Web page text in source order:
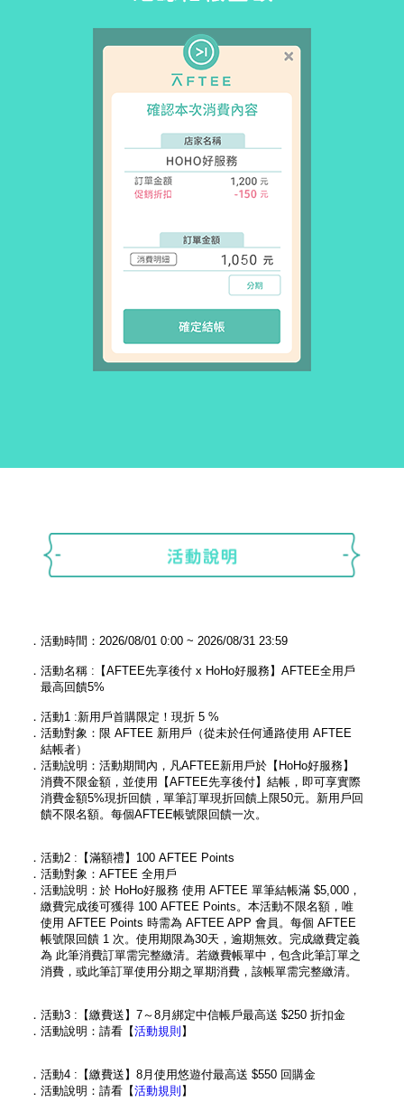
．活動時間：2026/08/01 0:00 ~ 2026/08/31 23:59
．活動名稱 :【AFTEE先享後付 x HoHo好服務】AFTEE全用戶
最高回饋5%
．活動1 :新用戶首購限定！現折 5 %
．活動對象：限 AFTEE 新用戶（從未於任何通路使用 AFTEE
結帳者）
．活動說明：活動期間內，凡AFTEE新用戶於【HoHo好服務】
消費不限金額，並使用【AFTEE先享後付】結帳，即可享實際
消費金額5%現折回饋，單筆訂單現折回饋上限50元。新用戶回
饋不限名額。每個AFTEE帳號限回饋一次。
．活動2 :【滿額禮】100 AFTEE Points
．活動對象：AFTEE 全用戶
．活動說明：於 HoHo好服務 使用 AFTEE 單筆結帳滿 $5,000，
繳費完成後可獲得 100 AFTEE Points。本活動不限名額，唯
使用 AFTEE Points 時需為 AFTEE APP 會員。每個 AFTEE
帳號限回饋 1 次。使用期限為30天，逾期無效。完成繳費定義
為 此筆消費訂單需完整繳清。若繳費帳單中，包含此筆訂單之
消費，或此筆訂單使用分期之單期消費，該帳單需完整繳清。
．活動3 :【繳費送】7～8月綁定中信帳戶最高送 $250 折扣金
．活動說明：請看【活動規則 】
．活動4 :【繳費送】8月使用悠遊付最高送 $550 回購金
．活動說明：請看【活動規則 】